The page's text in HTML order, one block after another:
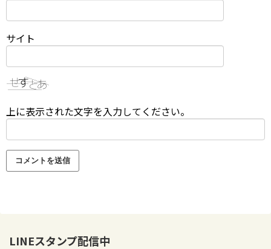
サイト
上に表示された文字を入力してください。
LINEスタンプ配信中